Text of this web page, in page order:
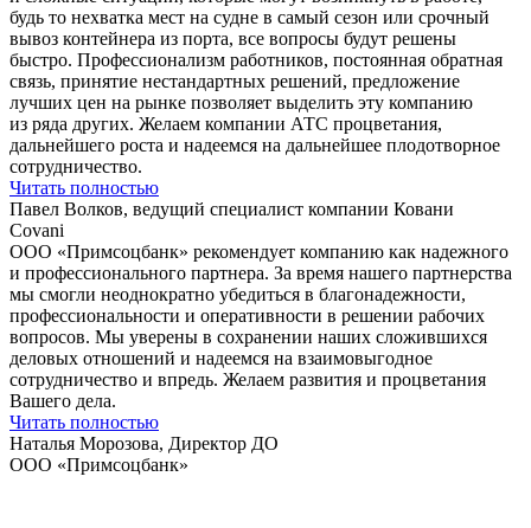
будь то нехватка мест на судне в самый сезон или срочный
вывоз контейнера из порта, все вопросы будут решены
быстро. Профессионализм работников, постоянная обратная
связь, принятие нестандартных решений, предложение
лучших цен на рынке позволяет выделить эту компанию
из ряда других. Желаем компании АТС процветания,
дальнейшего роста и надеемся на дальнейшее плодотворное
сотрудничество.
Читать полностью
Павел Волков, ведущий специалист компании Ковани
Covani
ООО «Примсоцбанк» рекомендует компанию как надежного
и профессионального партнера. За время нашего партнерства
мы смогли неоднократно убедиться в благонадежности,
профессиональности и оперативности в решении рабочих
вопросов. Мы уверены в сохранении наших сложившихся
деловых отношений и надеемся на взаимовыгодное
сотрудничество и впредь. Желаем развития и процветания
Вашего дела.
Читать полностью
Наталья Морозова, Директор ДО
ООО «Примсоцбанк»